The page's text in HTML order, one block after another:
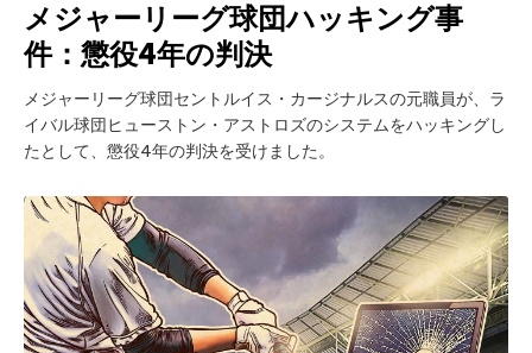
メジャーリーグ球団ハッキング事
件：懲役4年の判決
メジャーリーグ球団セントルイス・カージナルスの元職員が、ラ
イバル球団ヒューストン・アストロズのシステムをハッキングし
たとして、懲役4年の判決を受けました。